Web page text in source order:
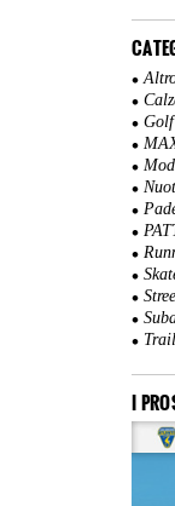
Golf
I